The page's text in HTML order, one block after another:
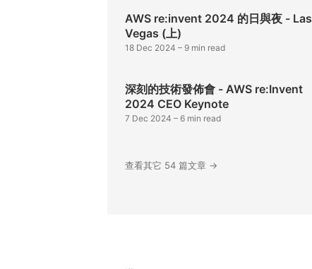
AWS re:invent 2024 的日與夜 - Las
Vegas (上)
18 Dec 2024 – 9 min read
深刻的技術發佈會 - AWS re:Invent
2024 CEO Keynote
7 Dec 2024 – 6 min read
查看其它 54 篇文章 →